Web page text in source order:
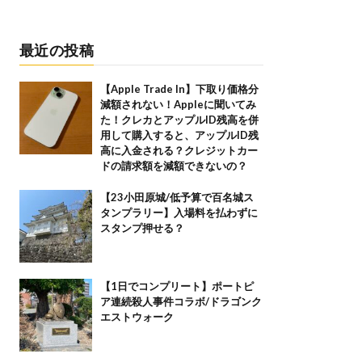
最近の投稿
【Apple Trade In】下取り価格分
減額されない！Appleに聞いてみ
た！クレカとアップルID残高を併
用して購入すると、アップルID残
高に入金される？クレジットカー
ドの請求額を減額できないの？
【23小田原城/低予算で百名城ス
タンプラリー】入場料を払わずに
スタンプ押せる？
【1日でコンプリート】ポートピ
ア連続殺人事件コラボ/ドラゴンク
エストウォーク